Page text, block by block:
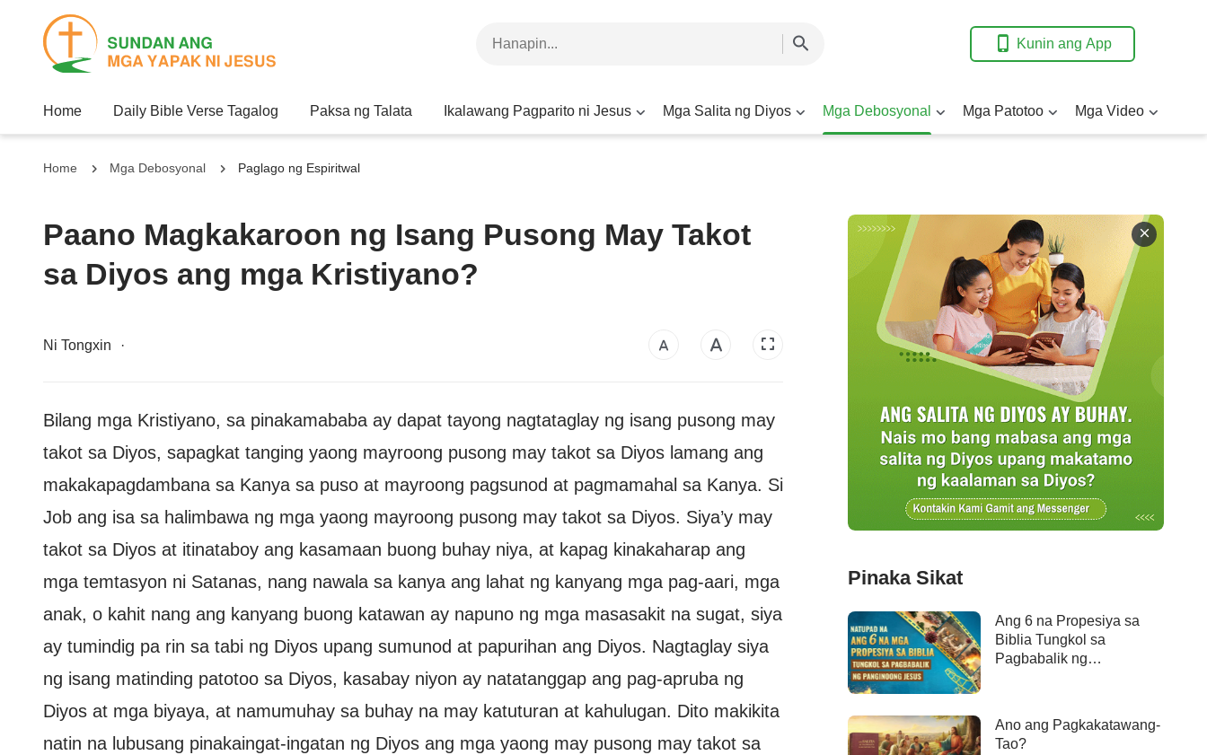
Kunin ang App
Home Daily Bible Verse Tagalog Paksa ng Talata Ikalawang Pagparito ni Jesus Mga Salita ng Diyos Mga Debosyonal Mga Patotoo Mga Video
Home Mga Debosyonal Paglago ng Espiritwal
Paano Magkakaroon ng Isang Pusong May Takot
sa Diyos ang mga Kristiyano?
Ni Tongxin ·
Bilang mga Kristiyano, sa pinakamababa ay dapat tayong nagtataglay ng isang pusong may
takot sa Diyos, sapagkat tanging yaong mayroong pusong may takot sa Diyos lamang ang
makakapagdambana sa Kanya sa puso at mayroong pagsunod at pagmamahal sa Kanya. Si
Job ang isa sa halimbawa ng mga yaong mayroong pusong may takot sa Diyos. Siya’y may
takot sa Diyos at itinataboy ang kasamaan buong buhay niya, at kapag kinakaharap ang
mga temtasyon ni Satanas, nang nawala sa kanya ang lahat ng kanyang mga pag-aari, mga
anak, o kahit nang ang kanyang buong katawan ay napuno ng mga masasakit na sugat, siya
ay tumindig pa rin sa tabi ng Diyos upang sumunod at papurihan ang Diyos. Nagtaglay siya
ng isang matinding patotoo sa Diyos, kasabay niyon ay natatanggap ang pag-apruba ng
Diyos at mga biyaya, at namumuhay sa buhay na may katuturan at kahulugan. Dito makikita
natin na lubusang pinakaingat-ingatan ng Diyos ang mga yaong may pusong may takot sa
Pinaka Sikat
Ang 6 na Propesiya sa
Biblia Tungkol sa
Pagbabalik ng
Ano ang Pagkakatawang-
Tao?